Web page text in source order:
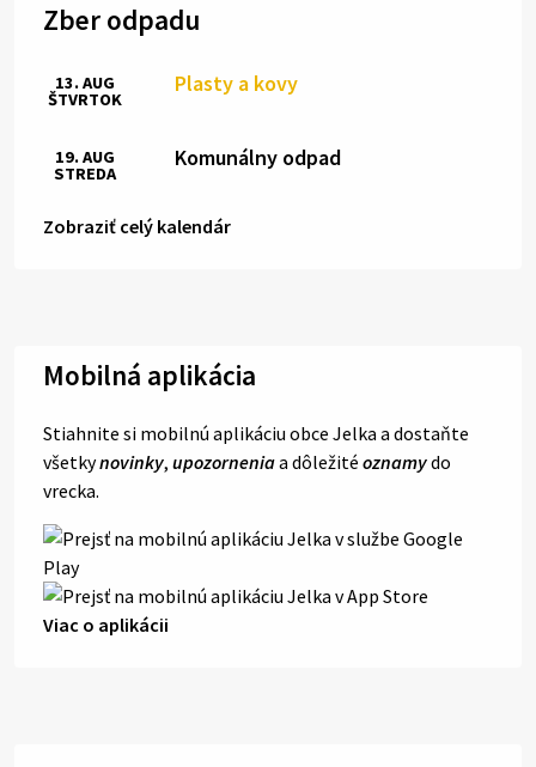
Zber odpadu
Plasty a kovy
13. AUG
ŠTVRTOK
Komunálny odpad
19. AUG
STREDA
Zobraziť celý kalendár
Mobilná aplikácia
Stiahnite si mobilnú aplikáciu obce Jelka a dostaňte
všetkynovinky, upozorneniaa dôležité oznamydo
vrecka.
Viac o aplikácii